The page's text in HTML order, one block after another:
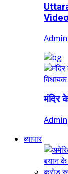
Admin
मंदिर
Admin
व्यापार